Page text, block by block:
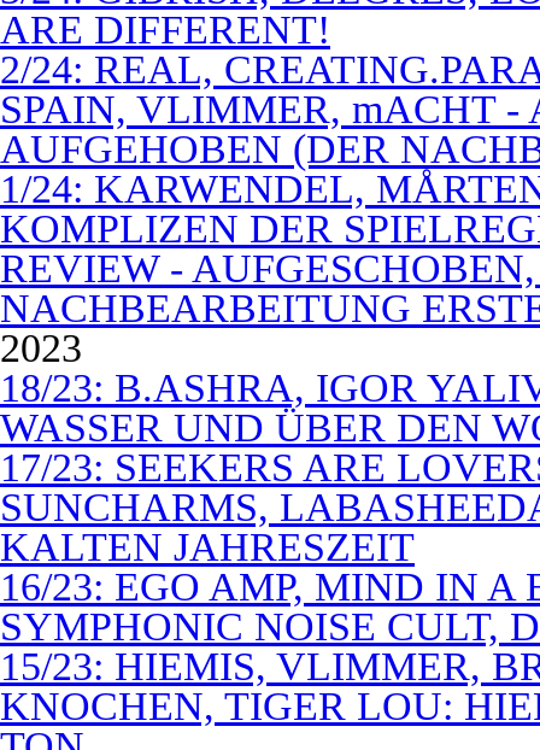
ARE DIFFERENT!
2/24: REAL,
SPAIN, VLIMMER, mACHT -
AUFGEHOBEN (DER
1/24: KARWENDEL,
KOMPLIZEN DER
REVIEW -
NACHBEARBEITUNG
2023
18/23: B.ASHRA, IGOR
WASSER UND ÜBER DEN
17/23: SEEKERS ARE
SUNCHARMS,
KALTEN JAHRESZEIT
16/23: EGO AMP, MIND IN
SYMPHONIC NOISE CULT,
15/23: HIEMIS, VLIMMER,
KNOCHEN, TIGER LOU: